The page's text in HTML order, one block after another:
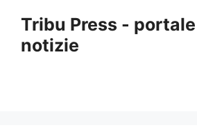
content
Tribu Press -
notizie